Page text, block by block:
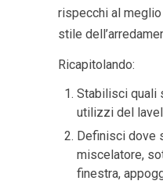
rispecchi al
stile
Ricapitolando:
Stabilisci quali
utilizzi del
Definisci dove
miscelatore,
finestra,